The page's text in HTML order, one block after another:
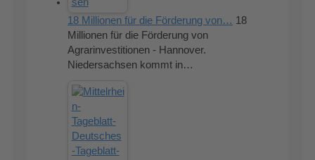
18 Millionen für die Förderung von… 18
Millionen für die Förderung von
Agrarinvestitionen - Hannover.
Niedersachsen kommt in…